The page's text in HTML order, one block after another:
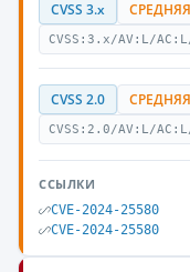
CVSS 3.x
CVSS:3.x/AV:L/
CVSS 2.0
CVSS:2.0/AV:L/
ССЫЛКИ
CVE-2024-25580
CVE-2024-25580